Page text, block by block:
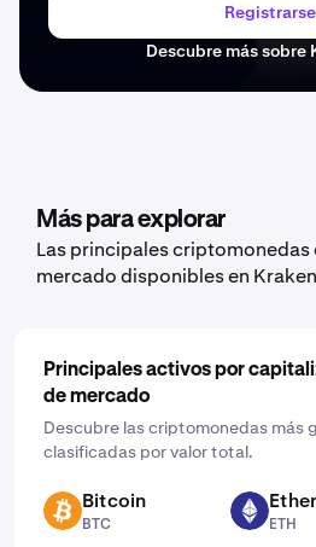
Registrarse
Descubre más sobre
Más para explorar
Las principales criptomonedas
mercado disponibles en
Principales activos por
de mercado
Descubre las criptomonedas más
clasificadas por valor total.
BTC Bitcoin
BTC
ETH
ETH